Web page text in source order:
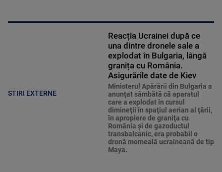
STIRI EXTERNE
Reacția Ucrainei după ce
una dintre dronele sale a
explodat în Bulgaria, lângă
granița cu România.
Asigurările date de Kiev
Ministerul Apărării din Bulgaria a
anunţat sâmbătă că aparatul
care a explodat în cursul
dimineţii în spaţiul aerian al ţării,
în apropiere de graniţa cu
România şi de gazoductul
transbalcanic, era probabil o
dronă momeală ucraineană de tip
Maya.